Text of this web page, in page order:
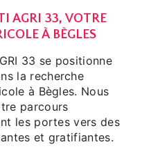
AGRI 33, VOTRE
À BÈGLES
33 se positionne
la recherche
à Bègles. Nous
parcours
les portes vers des
et gratifiantes.